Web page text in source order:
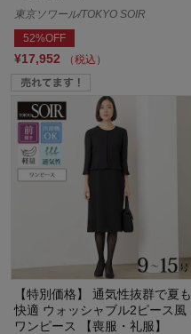
東京ソワール/TOKYO SOIR
52%OFF
¥17,952 （税込）
【特別価格】 通気性抜群で夏も
快適 ウォッシャブル2ピース風
ワンピース 【喪服・礼服】